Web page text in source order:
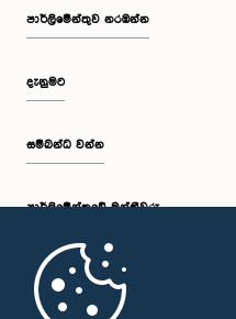
පාර්ලි‌මේන්තුව නරඹන්න
දැනුමට
සම්බන්ධ වන්න
පාර්ලි‌මේන්තුවේ මන්ත්‍රීවරු
මුල් පිටුව